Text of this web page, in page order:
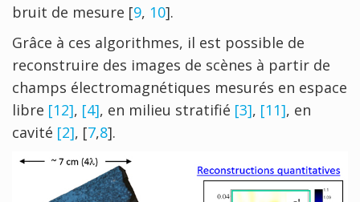
bruit de mesure [9, 10].
Grâce à ces algorithmes, il est possible de
reconstruire des images de scènes à partir de
champs électromagnétiques mesurés en espace
libre [12], [4], en milieu stratifié [3], [11], en
cavité [2], [7,8].